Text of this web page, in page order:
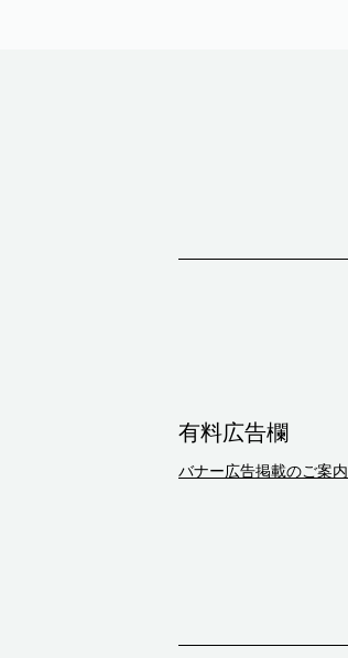
有料広告欄
バナー広告掲載のご案内